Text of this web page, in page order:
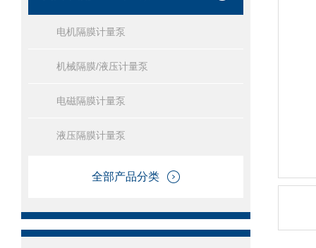
电机隔膜计量泵
机械隔膜/液压计量泵
电磁隔膜计量泵
液压隔膜计量泵
全部产品分类